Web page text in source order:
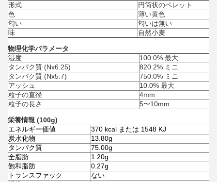
形式
円筒状のペレット
色
薄い黄色
匂い
匂いは無い
味
自然小麦
物理化学パラメータ
湿度
100.0% 最大
タンパク質 (Nx6.25)
820.2% ミニ
タンパク質 (Nx5.7)
750.0% ミニ
アッシュ
10.0% 最大
粒子の直径
4mm
粒子の長さ
5〜10mm
栄養情報 (100g)
エネルギー価値
370 kcal または 1548 KJ
炭水化物
13.80g
タンパク質
75.00g
全脂肪
1.20g
飽和脂肪
0.27g
トランスファック
ない